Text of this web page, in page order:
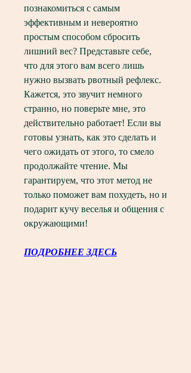
познакомиться с самым
эффективным и невероятно
простым способом сбросить
лишний вес? Представьте себе,
что для этого вам всего лишь
нужно вызвать рвотный рефлекс.
Кажется, это звучит немного
странно, но поверьте мне, это
действительно работает! Если вы
готовы узнать, как это сделать и
чего ожидать от этого, то смело
продолжайте чтение. Мы
гарантируем, что этот метод не
только поможет вам похудеть, но и
подарит кучу веселья и общения с
окружающими!
ПОДРОБНЕЕ ЗДЕСЬ